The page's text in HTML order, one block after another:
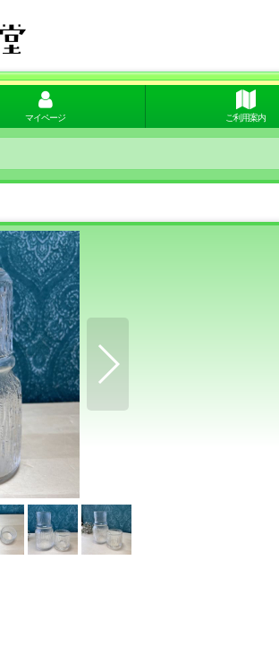
マイページ ご利用案内